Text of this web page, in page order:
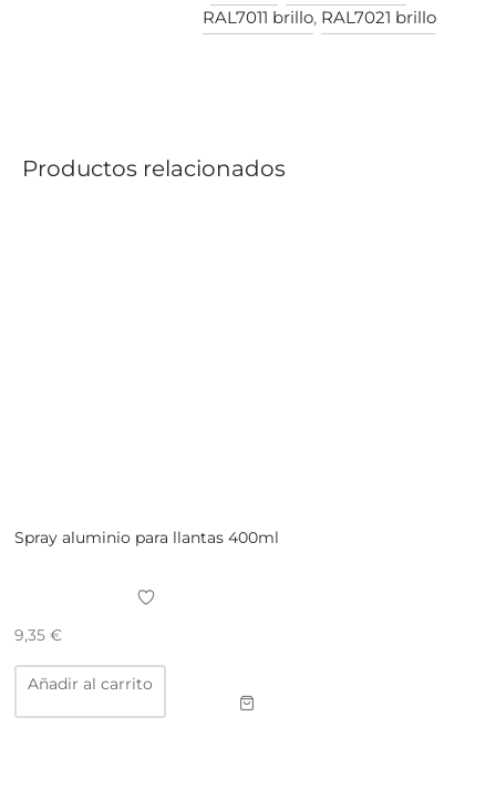
RAL7011 brillo, RAL7021 brillo
Productos relacionados
Spray aluminio para llantas 400ml
9,35 €
Añadir al carrito